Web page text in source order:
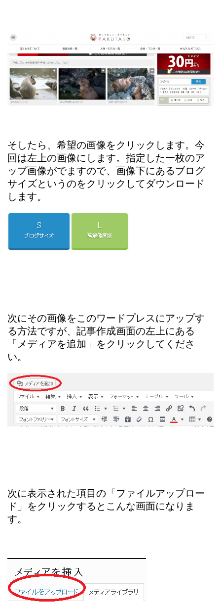
そしたら、希望の画像をクリックします。今
回は左上の画像にします。指定した一枚のア
ップ画像がでますので、画像下にあるブログ
サイズというのをクリックしてダウンロード
します。
次にその画像をこのワードプレスにアップす
る方法ですが、記事作成画面の左上にある
「メディアを追加」をクリックしてくださ
い。
次に表示された項目の「ファイルアップロー
ド」をクリックするとこんな画面になりま
す。